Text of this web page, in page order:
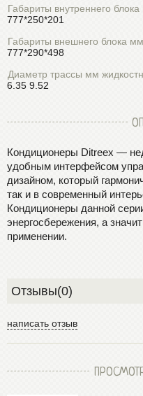
Габариты внутреннего
777*250*201
Габариты внешнего блока мм
777*290*498
Диаметр трассы мм
6.35 9.52
Кондиционеры Ditreex —
удобным интерфейсом
дизайном, который
так и в современный
Кондиционеры данной
энергосбережения, а
применении.
Отзывы(0)
написать отзыв